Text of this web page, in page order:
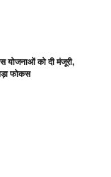
योजनाओं को दी मंजूरी,
फोकस